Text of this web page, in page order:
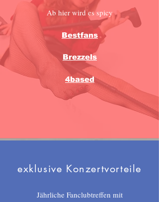
Ab hier wird es spicy
Bestfans
Brezzels
4based
exklusive Konzertvorteile
Jährliche Fanclubtreffen mit